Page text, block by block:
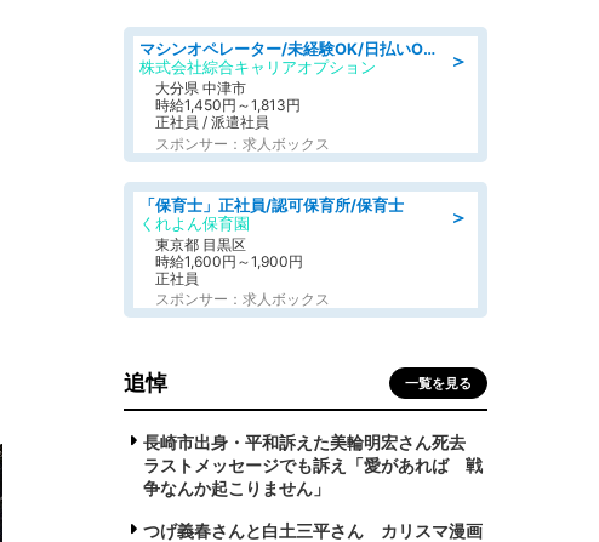
＞
マシンオペレーター/未経験OK/日払いOK/交替制/20・30・40代活躍中/製造 工場
株式会社綜合キャリアオプション
大分県 中津市
時給1,450円～1,813円
正社員 / 派遣社員
スポンサー：求人ボックス
＞
「保育士」正社員/認可保育所/保育士
くれよん保育園
東京都 目黒区
時給1,600円～1,900円
正社員
スポンサー：求人ボックス
追悼 一覧を見る
長崎市出身・平和訴えた美輪明宏さん死去
ラストメッセージでも訴え「愛があれば 戦
争なんか起こりません」
つげ義春さんと白土三平さん カリスマ漫画